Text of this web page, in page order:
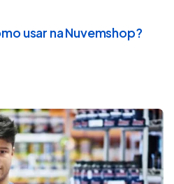
usar na Nuvemshop?